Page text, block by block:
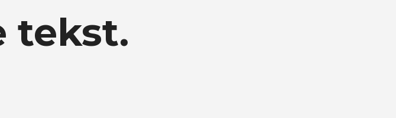
tekst.